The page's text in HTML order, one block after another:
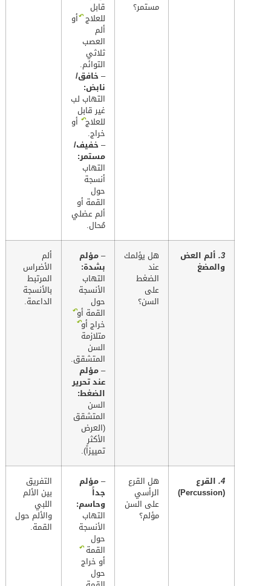
مستمر؟ قابل
للعلاج↶أو
ألم
العصب
ثلاثي
التوائم.
–خافق/
نابض:
التهاب لب
غير قابل
للعلاج↶ أو
خراج.
–خفيف/
مستمر:
التهاب
أنسجة
حول
القمة أو
ألم عضلي
مُحال.
3. ألم العض
والمضغ
هل يؤلمك
عند
الضغط
على
السن؟
–مؤلم
بشدة:
التهاب
الأنسجة
حول
القمة أو↶
خراج أو↶
متلازمة
السن
المتشقق.
–مؤلم
عند تحرير
الضغط:
السن
المتشقق
(العرض
الأكثر
تمييزاً).
ألم
الأضراس
المرتبط
بالأنسجة
الداعمة.
4. القرع
(Percussion)
هل القرع
الرأسي
على السن
مؤلم؟
–مؤلم
جداً
وحاسم:
التهاب
الأنسجة
حول
القمة↶
أو خراج
حول
التفريق
بين الألم
اللبي
والألم حول
القمة.